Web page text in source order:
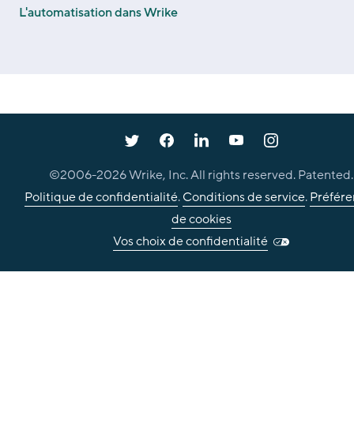
L'automatisation dans Wrike
©2006-2026Wrike, Inc. All rights reserved. Patented.
Politique de confidentialité.Conditions de service.
de cookies
Vos choix de confidentialité